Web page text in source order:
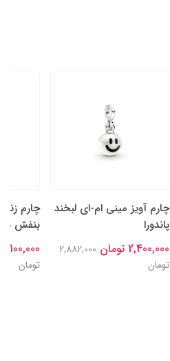
چارم آویز مینی ام-ای لبخند
پاندورا
2,400,000 تومان
2,882,000
تومان
چارم
بنفش
4,100,000 تومان
تومان